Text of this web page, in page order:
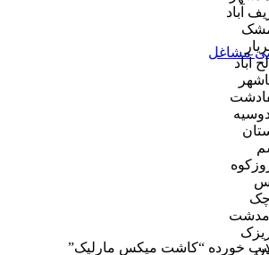
آباد
آباد
مشاغل
خورده “کاشت میکس مارلیک”